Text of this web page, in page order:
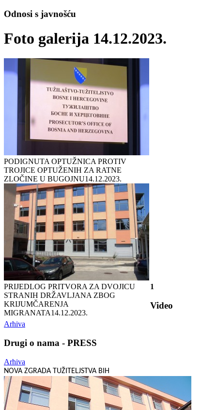
Odnosi s javnošću
Foto galerija 14.12.2023.
PODIGNUTA OPTUŽNICA PROTIV
TROJICE OPTUŽENIH ZA RATNE
ZLOČINE U BUGOJNU14.12.2023.
PRIJEDLOG PRITVORA ZA DVOJICU
STRANIH DRŽAVLJANA ZBOG
KRIJUMČARENJA
MIGRANATA14.12.2023.
1
Video
Arhiva
Drugi o nama - PRESS
Arhiva
NOVA ZGRADA TUŽITELJSTVA BIH